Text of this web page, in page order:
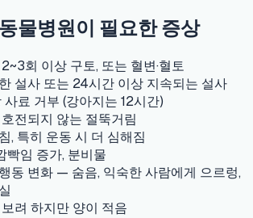
물병원이 필요한 증상
회 이상 구토, 또는 혈변·혈토
설사 또는 24시간 이상 지속되는 설사
료 거부 (강아지는 12시간)
전되지 않는 절뚝거림
, 특히 운동 시 더 심해짐
빡임 증가, 분비물
동 변화 — 숨음, 익숙한 사람에게 으르렁,
려 하지만 양이 적음